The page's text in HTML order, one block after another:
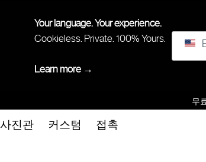
Your language. Your experience.
Cookieless. Private. 100% Yours.
Learn more →
무
사진관 커스텀 접촉